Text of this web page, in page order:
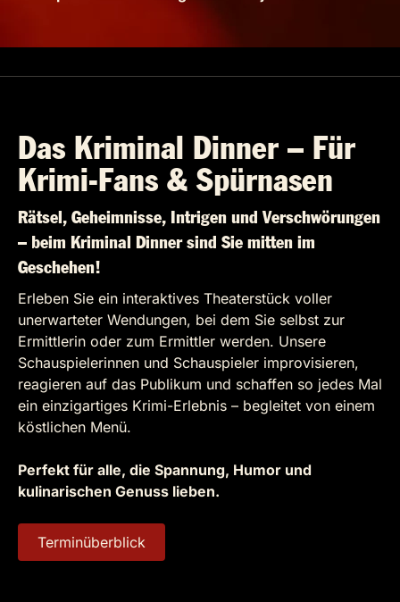
Das Kriminal Dinner – Für
Krimi-Fans & Spürnasen
Rätsel, Geheimnisse, Intrigen und Verschwörungen
– beim Kriminal Dinner sind Sie mitten im
Geschehen!
Erleben Sie ein interaktives Theaterstück voller
unerwarteter Wendungen, bei dem Sie selbst zur
Ermittlerin oder zum Ermittler werden. Unsere
Schauspielerinnen und Schauspieler improvisieren,
reagieren auf das Publikum und schaffen so jedes Mal
ein einzigartiges Krimi-Erlebnis – begleitet von einem
köstlichen Menü.
Perfekt für alle, die Spannung, Humor und
kulinarischen Genuss lieben.
Terminüberblick